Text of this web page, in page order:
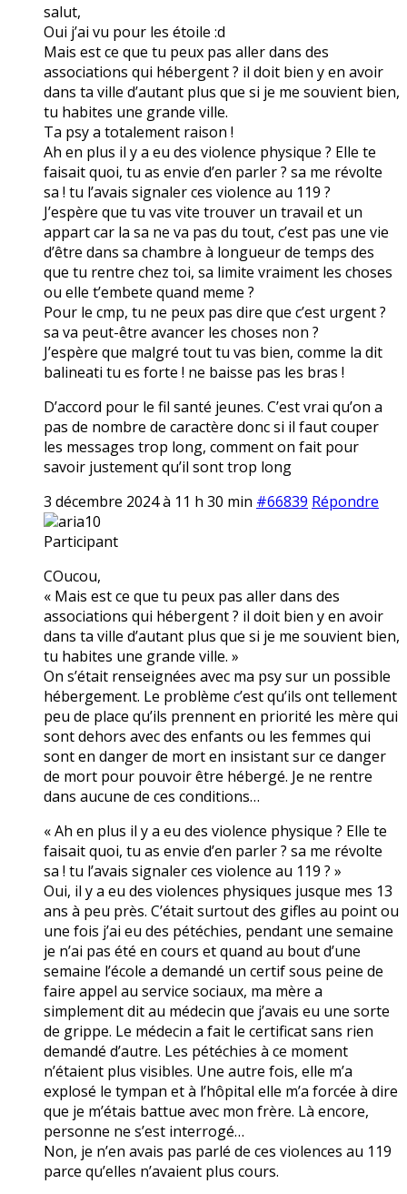
salut,
Oui j’ai vu pour les étoile :d
Mais est ce que tu peux pas aller dans des
associations qui hébergent ? il doit bien y en avoir
dans ta ville d’autant plus que si je me souvient bien,
tu habites une grande ville.
Ta psy a totalement raison !
Ah en plus il y a eu des violence physique ? Elle te
faisait quoi, tu as envie d’en parler ? sa me révolte
sa ! tu l’avais signaler ces violence au 119 ?
J’espère que tu vas vite trouver un travail et un
appart car la sa ne va pas du tout, c’est pas une vie
d’être dans sa chambre à longueur de temps des
que tu rentre chez toi, sa limite vraiment les choses
ou elle t’embete quand meme ?
Pour le cmp, tu ne peux pas dire que c’est urgent ?
sa va peut-être avancer les choses non ?
J’espère que malgré tout tu vas bien, comme la dit
balineati tu es forte ! ne baisse pas les bras !
D’accord pour le fil santé jeunes. C’est vrai qu’on a
pas de nombre de caractère donc si il faut couper
les messages trop long, comment on fait pour
savoir justement qu’il sont trop long
3 décembre 2024 à 11 h 30 min #66839 Répondre
aria10
Participant
COucou,
« Mais est ce que tu peux pas aller dans des
associations qui hébergent ? il doit bien y en avoir
dans ta ville d’autant plus que si je me souvient bien,
tu habites une grande ville. »
On s’était renseignées avec ma psy sur un possible
hébergement. Le problème c’est qu’ils ont tellement
peu de place qu’ils prennent en priorité les mère qui
sont dehors avec des enfants ou les femmes qui
sont en danger de mort en insistant sur ce danger
de mort pour pouvoir être hébergé. Je ne rentre
dans aucune de ces conditions…
« Ah en plus il y a eu des violence physique ? Elle te
faisait quoi, tu as envie d’en parler ? sa me révolte
sa ! tu l’avais signaler ces violence au 119 ? »
Oui, il y a eu des violences physiques jusque mes 13
ans à peu près. C’était surtout des gifles au point ou
une fois j’ai eu des pétéchies, pendant une semaine
je n’ai pas été en cours et quand au bout d’une
semaine l’école a demandé un certif sous peine de
faire appel au service sociaux, ma mère a
simplement dit au médecin que j’avais eu une sorte
de grippe. Le médecin a fait le certificat sans rien
demandé d’autre. Les pétéchies à ce moment
n’étaient plus visibles. Une autre fois, elle m’a
explosé le tympan et à l’hôpital elle m’a forcée à dire
que je m’étais battue avec mon frère. Là encore,
personne ne s’est interrogé…
Non, je n’en avais pas parlé de ces violences au 119
parce qu’elles n’avaient plus cours.